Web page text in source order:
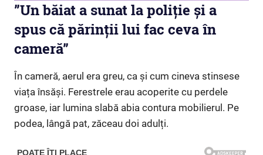
”Un băiat a sunat la poliție și a
spus că părinții lui fac ceva în
cameră”
În cameră, aerul era greu, ca și cum cineva stinsese
viața însăși. Ferestrele erau acoperite cu perdele
groase, iar lumina slabă abia contura mobilierul. Pe
podea, lângă pat, zăceau doi adulți.